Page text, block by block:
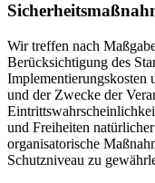
Wir treffen nach
Berücksichtigung des
Implementierungskosten
und der Zwecke der
und Freiheiten
organisatorische
Schutzniveau zu